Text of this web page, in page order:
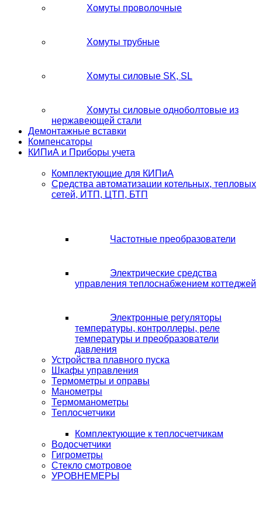
Хомуты проволочные
Хомуты трубные
Хомуты силовые SK, SL
Хомуты силовые одноболтовые из
нержавеющей стали
Демонтажные вставки
Компенсаторы
КИПиА и Приборы учета
Комплектующие для КИПиА
Средства автоматизации котельных, тепловых
сетей, ИТП, ЦТП, БТП
Частотные преобразователи
Электрические средства
управления теплоснабжением коттеджей
Электронные регуляторы
температуры, контроллеры, реле
температуры и преобразователи
давления
Устройства плавного пуска
Шкафы управления
Термометры и оправы
Манометры
Термоманометры
Теплосчетчики
Комплектующие к теплосчетчикам
Водосчетчики
Гигрометры
Стекло смотровое
УРОВНЕМЕРЫ